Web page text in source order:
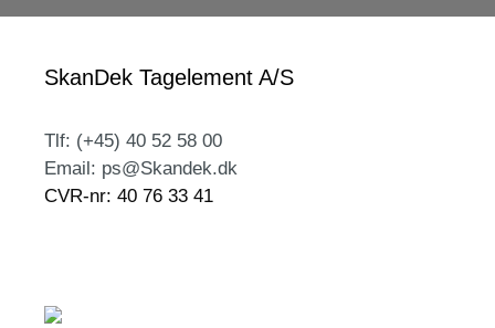
SkanDek Tagelement A/S
Tlf: (+45) 40 52 58 00
Email: ps@Skandek.dk
CVR-nr: 40 76 33 41